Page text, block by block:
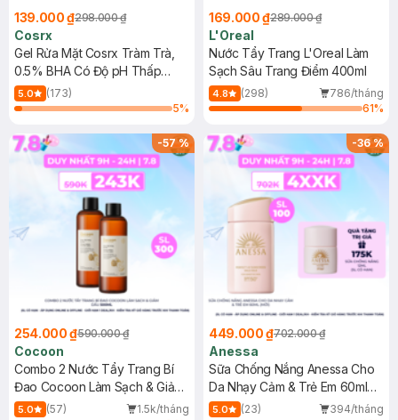
139.000 ₫298.000 ₫
Cosrx
Gel Rửa Mặt Cosrx Tràm Trà,
0.5% BHA Có Độ pH Thấp
150ml
5.0
(173)
5%
169.000 ₫289.000 ₫
L'Oreal
Nước Tẩy Trang L'Oreal Làm
Sạch Sâu Trang Điểm 400ml
4.8 (298)
786/tháng
61%
-57%
254.000 ₫590.000 ₫
Cocoon
Combo 2 Nước Tẩy Trang Bí
Đao Cocoon Làm Sạch & Giảm
Dầu 500ml
5.0 (57)
1.5k/tháng
-36%
449.000 ₫702.000 ₫
Anessa
Sữa Chống Nắng Anessa Cho
Da Nhạy Cảm & Trẻ Em 60ml
(Mới)
5.0 (23)
394/tháng